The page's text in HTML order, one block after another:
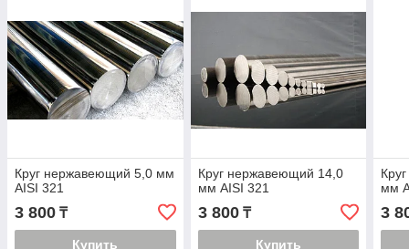
Круг нержавеющий 5,0 мм
AISI 321
3 800 ₸
Купить
Круг нержавеющий 14,0
мм AISI 321
3 800₸
Купить
мм
3